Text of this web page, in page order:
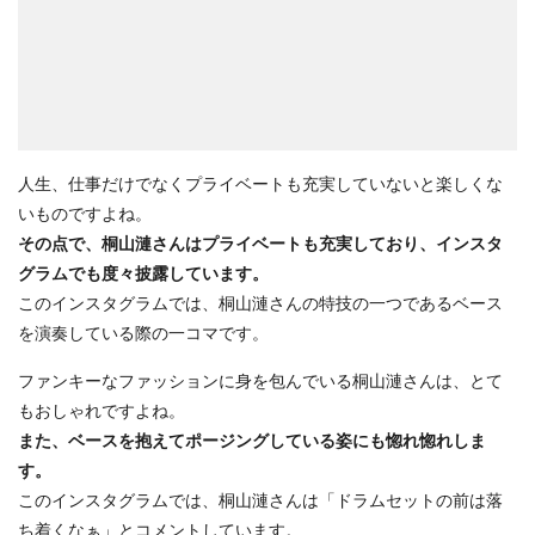
人生、仕事だけでなくプライベートも充実していないと楽しくな
いものですよね。
その点で、桐山漣さんはプライベートも充実しており、インスタ
グラムでも度々披露しています。
このインスタグラムでは、桐山漣さんの特技の一つであるベース
を演奏している際の一コマです。
ファンキーなファッションに身を包んでいる桐山漣さんは、とて
もおしゃれですよね。
また、ベースを抱えてポージングしている姿にも惚れ惚れしま
す。
このインスタグラムでは、桐山漣さんは「ドラムセットの前は落
ち着くなぁ」とコメントしています。